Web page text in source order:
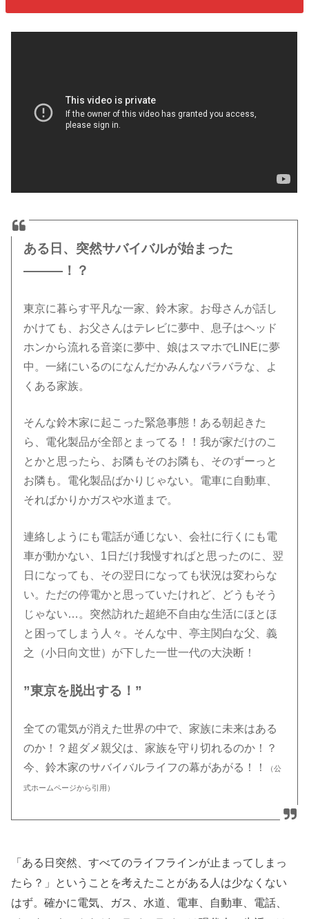
ある日、突然サバイバルが始まった
―――！？
東京に暮らす平凡な一家、鈴木家。お母さんが話し
かけても、お父さんはテレビに夢中、息子はヘッド
ホンから流れる音楽に夢中、娘はスマホでLINEに夢
中。一緒にいるのになんだかみんなバラバラな、よ
くある家族。
そんな鈴木家に起こった緊急事態！ある朝起きた
ら、電化製品が全部とまってる！！我が家だけのこ
とかと思ったら、お隣もそのお隣も、そのずーっと
お隣も。電化製品ばかりじゃない。電車に自動車、
そればかりかガスや水道まで。
連絡しようにも電話が通じない、会社に行くにも電
車が動かない、1日だけ我慢すればと思ったのに、翌
日になっても、その翌日になっても状況は変わらな
い。ただの停電かと思っていたけれど、どうもそう
じゃない…。突然訪れた超絶不自由な生活にほとほ
と困ってしまう人々。そんな中、亭主関白な父、義
之（小日向文世）が下した一世一代の大決断！
”東京を脱出する！”
全ての電気が消えた世界の中で、家族に未来はある
のか！？超ダメ親父は、家族を守り切れるのか！？
今、鈴木家のサバイバルライフの幕があがる！！
（公
式ホームページから引用）
「ある日突然、すべてのライフラインが止まってしまっ
たら？」ということを考えたことがある人は少なくない
はず。確かに電気、ガス、水道、電車、自動車、電話、